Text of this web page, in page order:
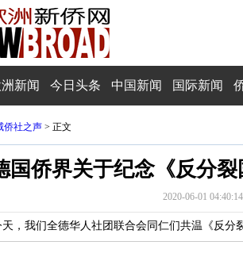
新闻 今日头条 中国新闻 国际新闻
侨社之声 > 正文
国侨界关于纪念《反分
2020-06-01
，我们全德华人社团联合会同仁们共温《反分